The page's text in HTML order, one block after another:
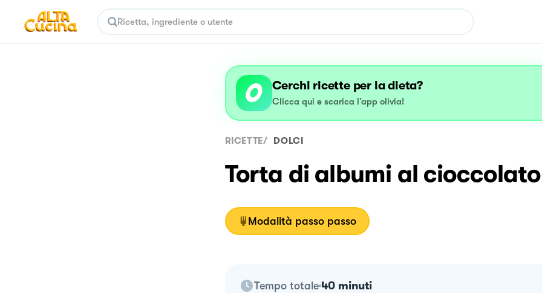
Cerchi ricette per la dieta?
Clicca qui e scarica l’app olivia!
RICETTE/ DOLCI
Torta di albumi al cioccolato
Modalità passo passo
Tempo totale 40 minuti